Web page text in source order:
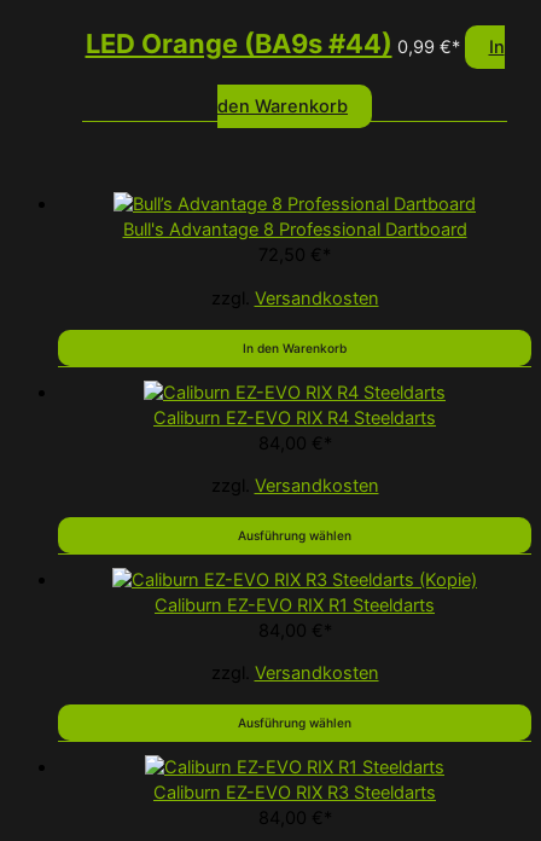
LED Orange (BA9s #44) 0,99 €* In
den Warenkorb
Bull's Advantage 8 Professional Dartboard
72,50 € *
zzgl. Versandkosten
In den Warenkorb
Caliburn EZ-EVO RIX R4 Steeldarts
84,00 € *
zzgl. Versandkosten
Ausführung wählen
Caliburn EZ-EVO RIX R1 Steeldarts
84,00 € *
zzgl. Versandkosten
Ausführung wählen
Caliburn EZ-EVO RIX R3 Steeldarts
84,00 € *